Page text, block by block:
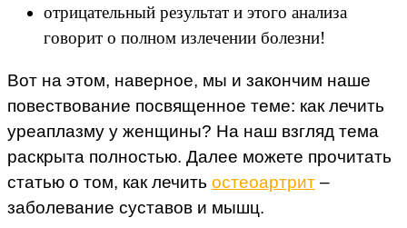
отрицательный результат и этого анализа
говорит о полном излечении болезни!
Вот на этом, наверное, мы и закончим наше
повествование посвященное теме: как лечить
уреаплазму у женщины? На наш взгляд тема
раскрыта полностью. Далее можете прочитать
статью о том, как лечить остеоартрит –
заболевание суставов и мышц.